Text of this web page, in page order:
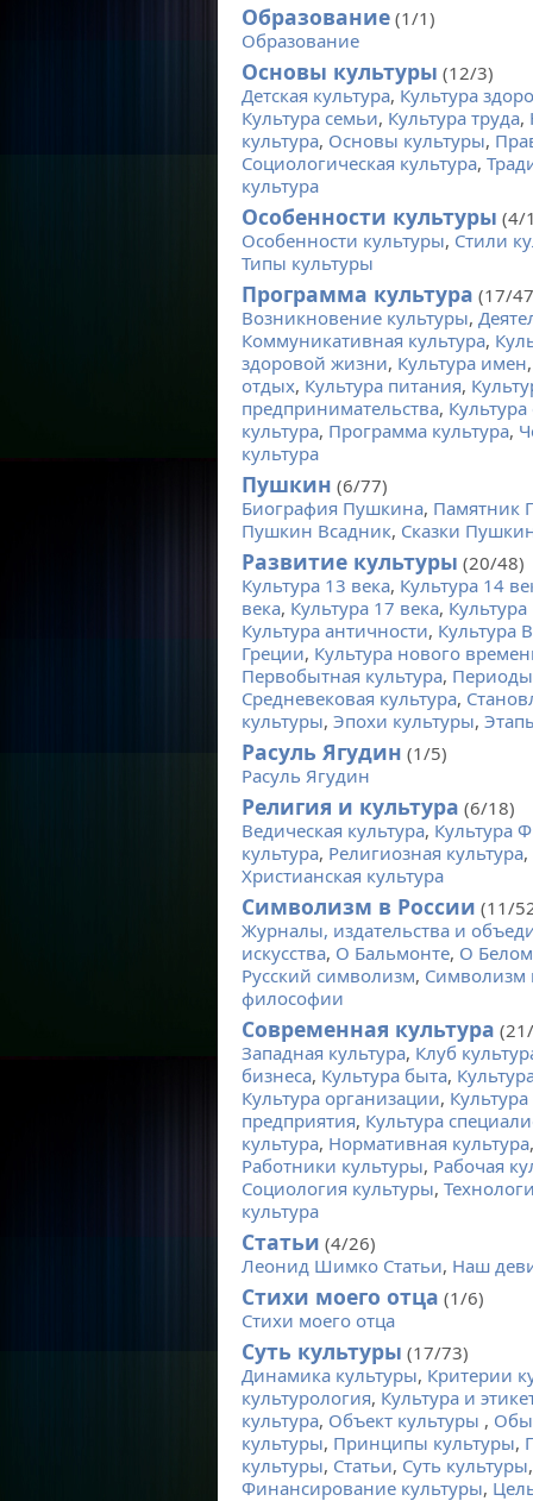
Образование(1/1)
Образование
Основы культуры (12/3)
Детская культура, Культура
Культура семьи, Культура труда,
культура, Основы культуры,
Социологическая культура,
культура
Особенности культуры (4/
Особенности культуры, Стили
Типы культуры
Программа культура (17/
Возникновение культуры,
Коммуникативная культура,
здоровой жизни, Культура имен
отдых, Культура питания,
предпринимательства, Культура
культура, Программа культура,
культура
Пушкин (6/77)
Биография Пушкина, Памятник
Пушкин Всадник, Сказки
Развитие культуры (20/48)
Культура 13 века, Культура 14
века, Культура 17 века,
Культура античности, Культура
Греции, Культура нового
Первобытная культура,
Средневековая культура,
культуры, Эпохи культуры,
Расуль Ягудин (1/5)
Расуль Ягудин
Религия и культура (6/18)
Ведическая культура, Культура
культура, Религиозная культура,
Христианская культура
Символизм в России (11/
Журналы, издательства и
искусства, О Бальмонте, О Белом
Русский символизм, Символизм
философии
Современная культура
Западная культура, Клуб
бизнеса, Культура быта,
Культура организации,
предприятия, Культура
культура, Нормативная культура
Работники культуры, Рабочая
Социология культуры,
культура
Статьи (4/26)
Леонид Шимко Статьи, Наш
Стихи моего отца (1/6)
Стихи моего отца
Суть культуры (17/73)
Динамика культуры, Критерии
культурология, Культура и
культура, Объект культуры ,
культуры, Принципы культуры,
культуры, Статьи, Суть культуры
Финансирование культуры,